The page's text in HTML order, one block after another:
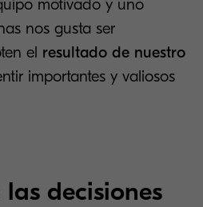
motivado y uno
nos gusta ser
el resultado de nuestro
importantes y valiosos
decisiones